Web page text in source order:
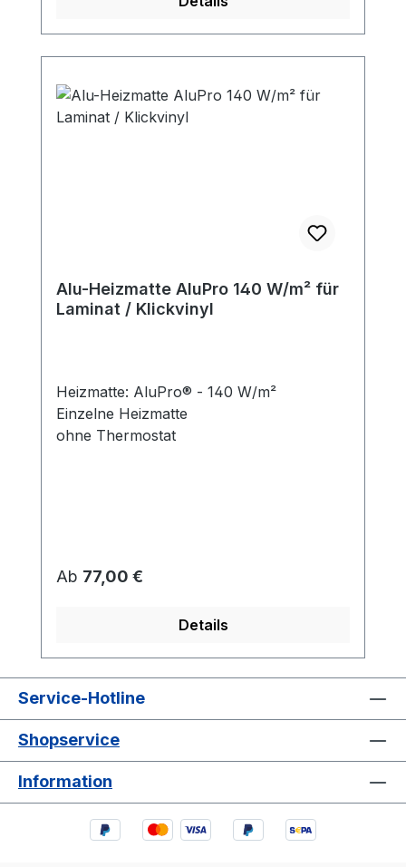
Alu-Heizmatte AluPro 140 W/m² für
Laminat / Klickvinyl
Heizmatte: AluPro® - 140 W/m²
Einzelne Heizmatte
ohne Thermostat
Regulärer Preis:
Ab 77,00 €
Details
Service-Hotline
Shopservice
Information